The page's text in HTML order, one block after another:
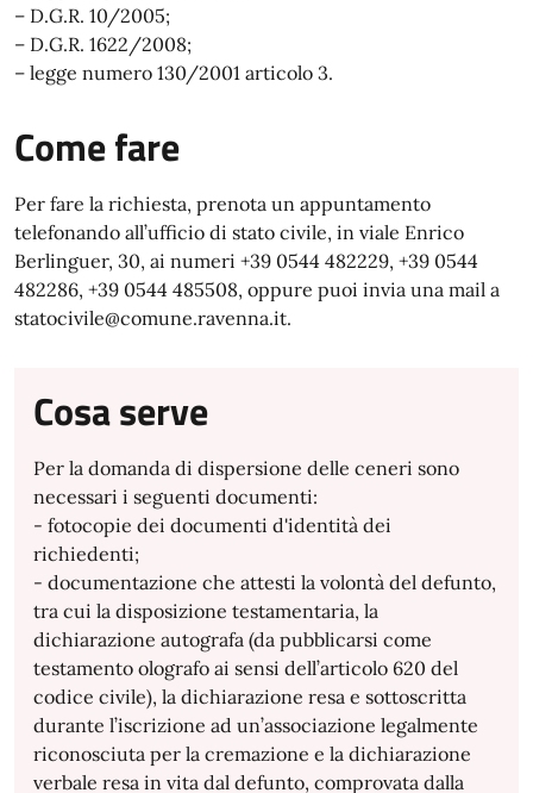
– D.G.R. 10/2005;
– D.G.R. 1622/2008;
– legge numero 130/2001 articolo 3.
Come fare
Per fare la richiesta, prenota un appuntamento
telefonando all’ufficio di stato civile, in viale Enrico
Berlinguer, 30, ai numeri +39 0544 482229, +39 0544
482286, +39 0544 485508, oppure puoi invia una mail a
statocivile@comune.ravenna.it.
Cosa serve
Per la domanda di dispersione delle ceneri sono
necessari i seguenti documenti:
- fotocopie dei documenti d'identità dei
richiedenti;
- documentazione che attesti la volontà del defunto,
tra cui la disposizione testamentaria, la
dichiarazione autografa (da pubblicarsi come
testamento olografo ai sensi dell’articolo 620 del
codice civile), la dichiarazione resa e sottoscritta
durante l’iscrizione ad un’associazione legalmente
riconosciuta per la cremazione e la dichiarazione
verbale resa in vita dal defunto, comprovata dalla